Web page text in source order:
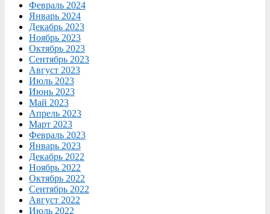
Февраль 2024
Январь 2024
Декабрь 2023
Ноябрь 2023
Октябрь 2023
Сентябрь 2023
Август 2023
Июль 2023
Июнь 2023
Май 2023
Апрель 2023
Март 2023
Февраль 2023
Январь 2023
Декабрь 2022
Ноябрь 2022
Октябрь 2022
Сентябрь 2022
Август 2022
Июль 2022